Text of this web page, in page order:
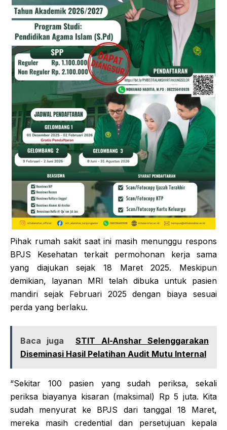
Pihak rumah sakit saat ini masih menunggu respons
BPJS Kesehatan terkait permohonan kerja sama
yang diajukan sejak 18 Maret 2025. Meskipun
demikian, layanan MRI telah dibuka untuk pasien
mandiri sejak Februari 2025 dengan biaya sesuai
perda yang berlaku.
Baca juga
STIT Al-Anshar Selenggarakan
Diseminasi Hasil Pelatihan Audit Mutu Internal
“Sekitar 100 pasien yang sudah periksa, sekali
periksa biayanya kisaran (maksimal) Rp 5 juta. Kita
sudah menyurat ke BPJS dari tanggal 18 Maret,
mereka masih credential dan persetujuan kepala